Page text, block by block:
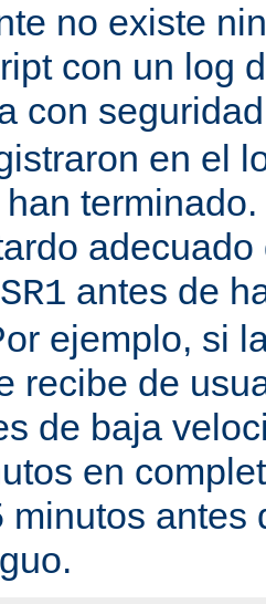
no existe
con un log
con
en el
antes de
ejemplo, si
recibe de
de baja
en
minutos antes